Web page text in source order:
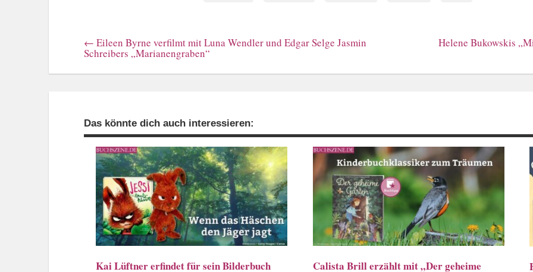
← Eileen Byrne verfilmt mit Luna Wendler und Edgar Selge Jasmin
Schreibers „Marianengraben“
Helene Bukowskis
Das könnte dich auch interessieren:
Kai Lüftner erfindet für sein Bilderbuch
Calista Brill erzählt mit „Der geheime